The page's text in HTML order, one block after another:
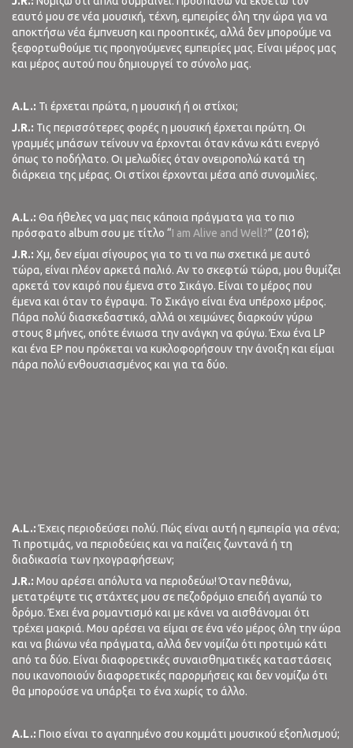
εαυτό μου σε νέα μουσική, τέχνη, εμπειρίες όλη την ώρα για να
αποκτήσω νέα έμπνευση και προοπτικές, αλλά δεν μπορούμε να
ξεφορτωθούμε τις προηγούμενες εμπειρίες μας. Είναι μέρος μας
και μέρος αυτού που δημιουργεί το σύνολο μας.
A.L.: Τι έρχεται πρώτα, η μουσική ή οι στίχοι;
J.R.: Τις περισσότερες φορές η μουσική έρχεται πρώτη. Οι
γραμμές μπάσων τείνουν να έρχονται όταν κάνω κάτι ενεργό
όπως το ποδήλατο. Οι μελωδίες όταν ονειροπολώ κατά τη
διάρκεια της μέρας. Οι στίχοι έρχονται μέσα από συνομιλίες.
A.L.: Θα ήθελες να μας πεις κάποια πράγματα για το πιο
πρόσφατο album σου με τίτλο “Ι am Alive and Well?” (2016);
J.R.: Xμ, δεν είμαι σίγουρος για το τι να πω σχετικά με αυτό
τώρα, είναι πλέον αρκετά παλιό. Αν το σκεφτώ τώρα, μου θυμίζει
αρκετά τον καιρό που έμενα στο Σικάγο. Είναι το μέρος που
έμενα και όταν το έγραψα. Το Σικάγο είναι ένα υπέροχο μέρος.
Πάρα πολύ διασκεδαστικό, αλλά οι χειμώνες διαρκούν γύρω
στους 8 μήνες, οπότε ένιωσα την ανάγκη να φύγω. Έχω ένα LP
και ένα EP που πρόκεται να κυκλοφορήσουν την άνοιξη και είμαι
πάρα πολύ ενθουσιασμένος και για τα δύο.
A.L.:Έχεις περιοδεύσει πολύ. Πώς είναι αυτή η εμπειρία για σένα;
Τι προτιμάς, να περιοδεύεις και να παίζεις ζωντανά ή τη
διαδικασία των ηχογραφήσεων;
J.R.: Μου αρέσει απόλυτα να περιοδεύω! Όταν πεθάνω,
μετατρέψτε τις στάχτες μου σε πεζοδρόμιο επειδή αγαπώ το
δρόμο. Έχει ένα ρομαντισμό και με κάνει να αισθάνομαι ότι
τρέχει μακριά. Μου αρέσει να είμαι σε ένα νέο μέρος όλη την ώρα
και να βιώνω νέα πράγματα, αλλά δεν νομίζω ότι προτιμώ κάτι
από τα δύο. Είναι διαφορετικές συναισθηματικές καταστάσεις
που ικανοποιούν διαφορετικές παρορμήσεις και δεν νομίζω ότι
θα μπορούσε να υπάρξει το ένα χωρίς το άλλο.
A.L.: Ποιο είναι το αγαπημένο σου κομμάτι μουσικού εξοπλισμού;